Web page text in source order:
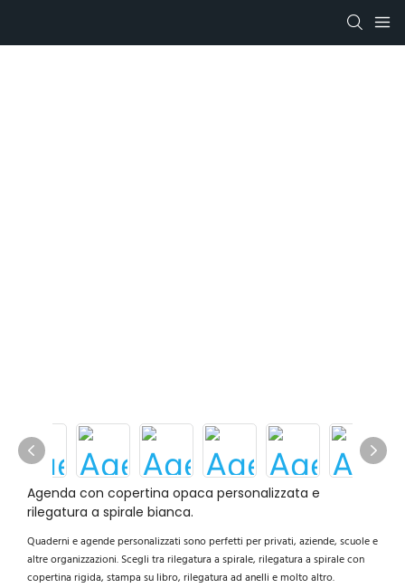
Agenda con copertina opaca personalizzata e
rilegatura a spirale bianca.
Quaderni e agende personalizzati sono perfetti per privati, aziende, scuole e
altre organizzazioni. Scegli tra rilegatura a spirale, rilegatura a spirale con
copertina rigida, stampa su libro, rilegatura ad anelli e molto altro.